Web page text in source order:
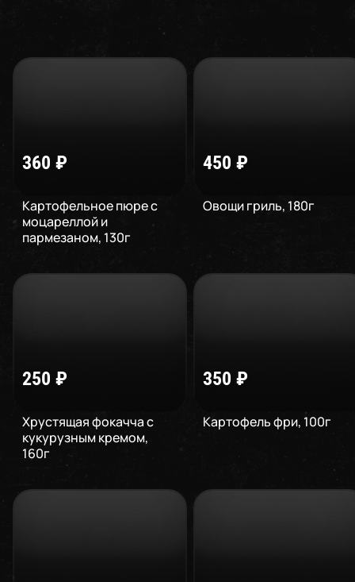
360 ₽
Картофельное пюре с
моцареллой и
пармезаном, 130г
450 ₽
Овощи гриль, 180г
250 ₽
Хрустящая фокачча с
кукурузным кремом,
160г
350 ₽
Картофель фри, 100г